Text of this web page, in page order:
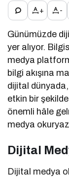
+ -
Günümüzde
yer alıyor.
medya
bilgi akışına
dijital
etkin bir
önemli hâle
medya
Dijital
Dijital medya